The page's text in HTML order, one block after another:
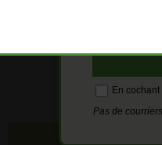
En
Pas de